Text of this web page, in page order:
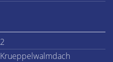
2
Krueppelwalmdach